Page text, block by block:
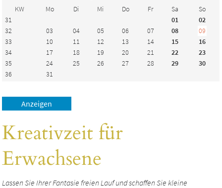
KW
Mo Di Mi Do Fr Sa
So
31
01
02
32
03 04 05 06 07 08
09
33
10 11 12 13 14 15
16
34
17 18 19 20 21 22
23
35
24 25 26 27 28 29
30
36
31
Kreativzeit für
Erwachsene
Lassen Sie Ihrer Fantasie freien Lauf und schaffen Sie kleine